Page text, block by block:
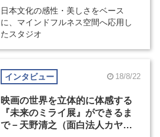
日本文化の感性・美しさをベース
に、マインドフルネス空間へ応用し
たスタジオ
インタビュー 18/8/22
映画の世界を立体的に体感する
『未来のミライ展』ができるま
で－天野清之（面白法人カヤッ